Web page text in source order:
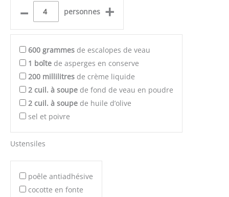
– personnes +
600 grammes de escalopes de veau
1 boîte de asperges en conserve
200 millilitres de crème liquide
2 cuil. à soupe de fond de veau en poudre
2 cuil. à soupe de huile d’olive
sel et poivre
Ustensiles
poêle antiadhésive
cocotte en fonte